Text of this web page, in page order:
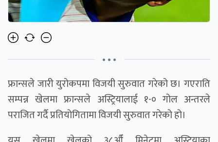
• • •
फ्रान्सले जारी युरोकपमा विजयी सुरुवात गरेको छ। गएराति
सम्पन्न खेलमा फ्रान्सले अस्ट्रियालाई १-० गोल अन्तरले
पराजित गर्दै प्रतियोगितामा विजयी सुरुवात गरेको हो।